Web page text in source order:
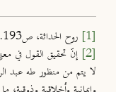
[1]
روح الحداثة، ص193.
[2]
إنّ تحقيق القول في
لا يتم من منظور طه عبد